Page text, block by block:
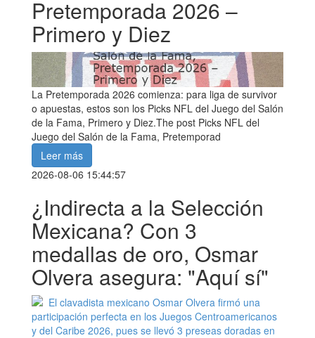
Pretemporada 2026 –
Primero y Diez
La Pretemporada 2026 comienza: para liga de survivor
o apuestas, estos son los Picks NFL del Juego del Salón
de la Fama, Primero y Diez.The post Picks NFL del
Juego del Salón de la Fama, Pretemporad
Leer más
2026-08-06 15:44:57
¿Indirecta a la Selección
Mexicana? Con 3
medallas de oro, Osmar
Olvera asegura: "Aquí sí"